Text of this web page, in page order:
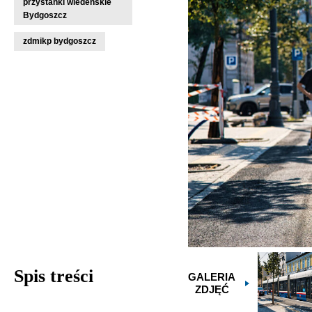
przystanki wiedeńskie
Bydgoszcz
zdmikp bydgoszcz
Spis treści
GALERIA
ZDJĘĆ